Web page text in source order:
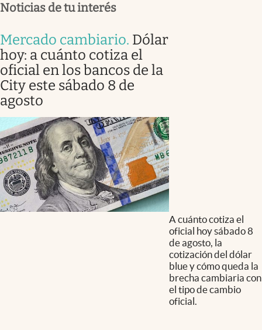
Noticias de tu interés
Mercado cambiario. Dólar
hoy: a cuánto cotiza el
oficial en los bancos de la
City este sábado 8 de
agosto
A cuánto cotiza el
oficial hoy sábado 8
de agosto, la
cotización del dólar
blue y cómo queda la
brecha cambiaria con
el tipo de cambio
oficial.